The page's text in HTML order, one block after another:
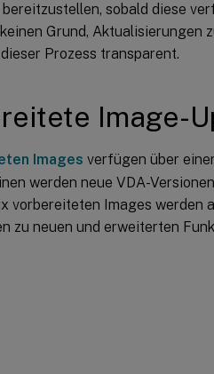
sobald diese
Grund, Aktualisierungen
Prozess transparent.
Image-
Images verfügen über
werden neue VDA-
vorbereiteten Images werden
zu neuen und erweiterten